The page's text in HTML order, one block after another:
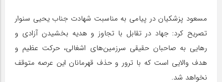
مسعود پزشکیان در پیامی به مناسبت شهادت جناب یحیی سنوار
تصریح کرد: جهاد در تقابل با تجاوز و هدیه بخشیدن آزادی و
رهایی به صاحبان حقیقی سرزمین‌های اشغالی، حرکت عظیم و
هدف والایی است که با ترور و حذف قهرمانان این عرصه متوقف
نخواهد شد.